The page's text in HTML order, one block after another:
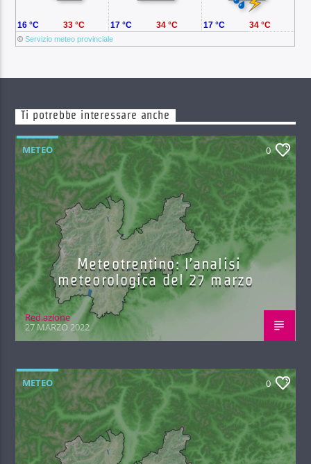
©Servizio meteo provinciale
16 °C 33 °C 17 °C 34 °C 17 °C 34 °C
Ti potrebbe interessare anche
METEO 0
Meteotrentino: l’analisi
meteorologica del 27 marzo
Red.azione
27 MARZO 2022
METEO 0